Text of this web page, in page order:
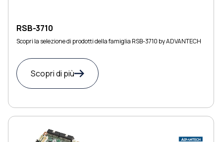
RSB-3710
Scopri la selezione di prodotti della famiglia RSB-3710 by ADVANTECH
Scopri di più